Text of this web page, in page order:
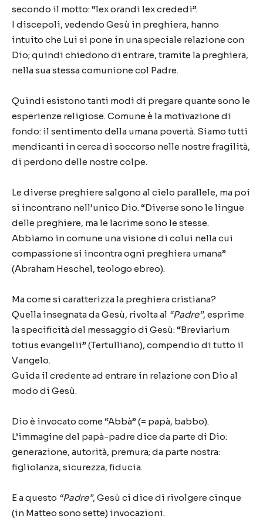
secondo il motto: “lex orandi lex crededi”.
I discepoli, vedendo Gesù in preghiera, hanno
intuito che Lui si pone in una speciale relazione con
Dio; quindi chiedono di entrare, tramite la preghiera,
nella sua stessa comunione col Padre.
Quindi esistono tanti modi di pregare quante sono le
esperienze religiose. Comune è la motivazione di
fondo: il sentimento della umana povertà. Siamo tutti
mendicanti in cerca di soccorso nelle nostre fragilità,
di perdono delle nostre colpe.
Le diverse preghiere salgono al cielo parallele, ma poi
si incontrano nell’unico Dio. “Diverse sono le lingue
delle preghiere, ma le lacrime sono le stesse.
Abbiamo in comune una visione di colui nella cui
compassione si incontra ogni preghiera umana”
(Abraham Heschel, teologo ebreo).
Ma come si caratterizza la preghiera cristiana?
Quella insegnata da Gesù, rivolta al “Padre”, esprime
la specificità del messaggio di Gesù: “Breviarium
totius evangelii” (Tertulliano), compendio di tutto il
Vangelo.
Guida il credente ad entrare in relazione con Dio al
modo di Gesù.
Dio è invocato come “Abbà” (= papà, babbo).
L’immagine del papà-padre dice da parte di Dio:
generazione, autorità, premura; da parte nostra:
figliolanza, sicurezza, fiducia.
E a questo “Padre”, Gesù ci dice di rivolgere cinque
(in Matteo sono sette) invocazioni.